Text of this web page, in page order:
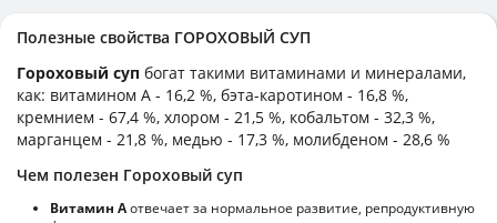
Полезные свойства ГОРОХОВЫЙ СУП
Гороховый суп богат такими витаминами и минералами,
как: витамином А - 16,2 %, бэта-каротином - 16,8 %,
кремнием - 67,4 %, хлором - 21,5 %, кобальтом - 32,3 %,
марганцем - 21,8 %, медью - 17,3 %, молибденом - 28,6 %
Чем полезен Гороховый суп
Витамин Аотвечает за нормальное развитие, репродуктивную